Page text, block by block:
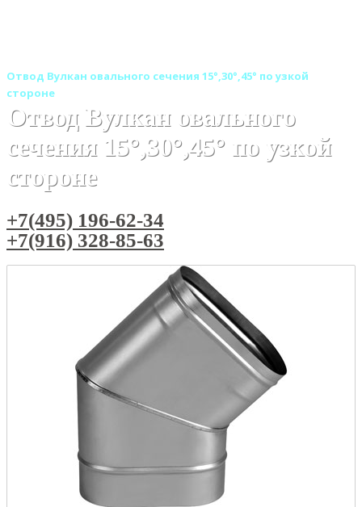
Отвод Вулкан овального сечения 15°,30°,45° по узкой
стороне
Отвод Вулкан овального
сечения 15°,30°,45° по узкой
стороне
+7(495) 196-62-34
+7(916) 328-85-63